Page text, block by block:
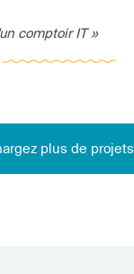
comptoir IT »
plus de projets